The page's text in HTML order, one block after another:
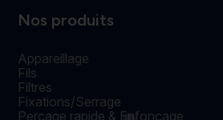
Nos produits
Appareillage
Fils
Filtres
Fixations/Serrage
Perçage rapide & Enfonçage